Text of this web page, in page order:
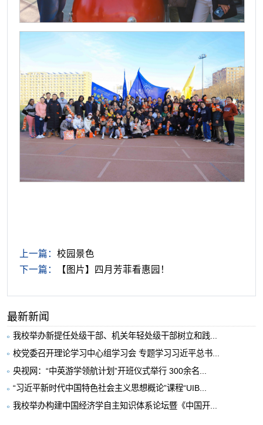
上一篇： 校园景色
下一篇：
【图片】四月芳菲看惠园！
最新新闻
我校举办新提任处级干部、机关年轻处级干部树立和践...
校党委召开理论学习中心组学习会 专题学习习近平总书...
央视网：“中英游学领航计划”开班仪式举行 300余名...
“习近平新时代中国特色社会主义思想概论”课程“UIB...
我校举办构建中国经济学自主知识体系论坛暨《中国开...